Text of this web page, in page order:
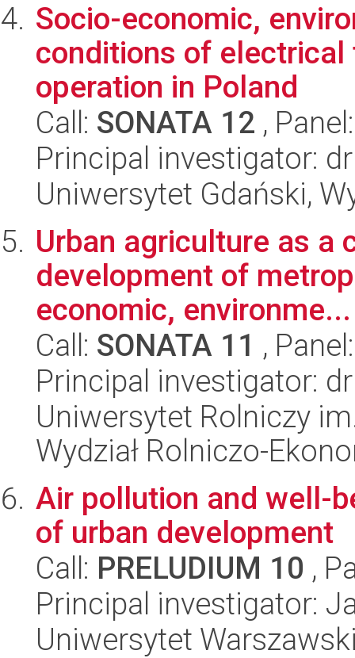
Socio-economic,
conditions of
operation in Poland
Call: SONATA 12 ,
Principal investigator:
Uniwersytet Gdański,
Urban agriculture as a
development of
economic, environme...
Call: SONATA 11 ,
Principal investigator:
Uniwersytet Rolniczy
Wydział Rolniczo-
Air pollution and well-
of urban development
Call: PRELUDIUM 10 ,
Principal investigator:
Uniwersytet